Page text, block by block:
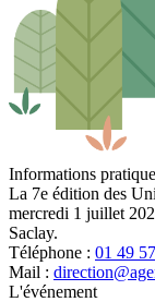
Informations
La 7e édition des
mercredi 1 juillet
Saclay.
Téléphone : 01 49
Mail :
L'événement